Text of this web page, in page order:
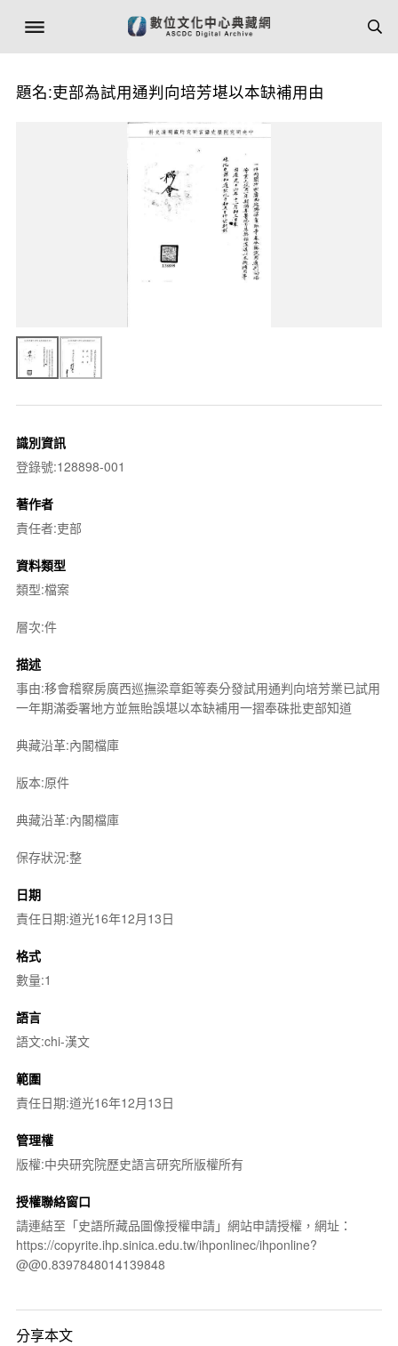
題名:吏部為試用通判向培芳堪以本缺補用由
識別資訊
登錄號:128898-001
著作者
責任者:吏部
資料類型
類型:檔案
層次:件
描述
事由:移會稽察房廣西巡撫梁章鉅等奏分發試用通判向培芳業已試用
一年期滿委署地方並無貽誤堪以本缺補用一摺奉硃批吏部知道
典藏沿革:內閣檔庫
版本:原件
典藏沿革:內閣檔庫
保存狀況:整
日期
責任日期:道光16年12月13日
格式
數量:1
語言
語文:chi-漢文
範圍
責任日期:道光16年12月13日
管理權
版權:中央研究院歷史語言研究所版權所有
授權聯絡窗口
請連結至「史語所藏品圖像授權申請」網站申請授權，網址：
https://copyrite.ihp.sinica.edu.tw/ihponlinec/ihponline?
@@0.8397848014139848
分享本文